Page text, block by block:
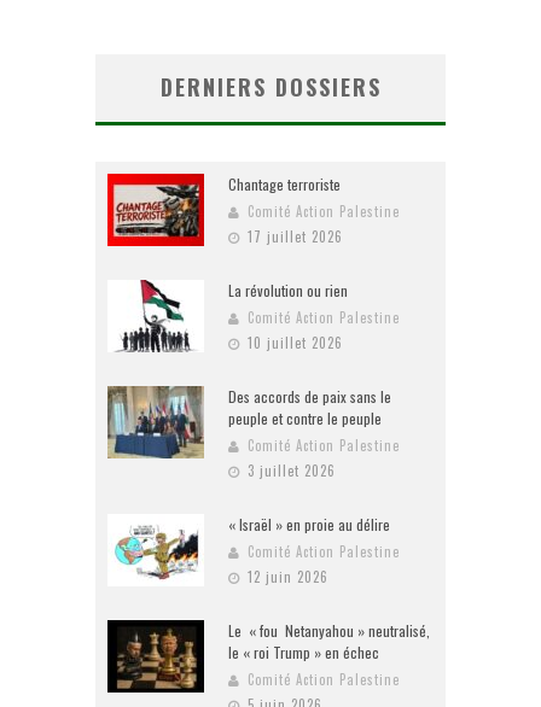
DERNIERS DOSSIERS
Chantage terroriste
Comité Action Palestine
17 juillet 2026
La révolution ou rien
Comité Action Palestine
10 juillet 2026
Des accords de paix sans le
peuple et contre le peuple
Comité Action Palestine
3 juillet 2026
« Israël » en proie au délire
Comité Action Palestine
12 juin 2026
Le « fou Netanyahou » neutralisé,
le « roi Trump » en échec
Comité Action Palestine